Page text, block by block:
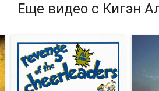
Еще видео с Кигэн